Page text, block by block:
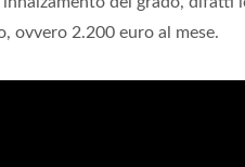
ovvero 2.200 euro al mese.